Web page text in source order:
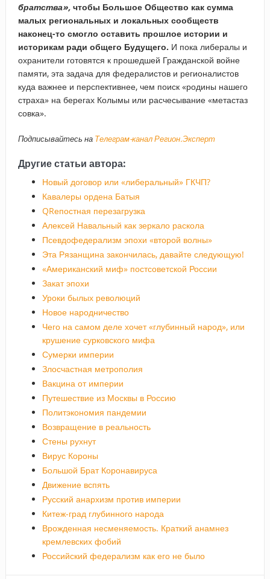
братства», чтобы Большое Общество как сумма
малых региональных и локальных сообществ
наконец-то смогло оставить прошлое истории и
историкам ради общего Будущего. И пока либералы и
охранители готовятся к прошедшей Гражданской войне
памяти, эта задача для федералистов и регионалистов
куда важнее и перспективнее, чем поиск «родины нашего
страха» на берегах Колымы или расчесывание «метастаз
совка».
Подписывайтесь на Телеграм-канал Регион.Эксперт
Другие статьи автора:
Новый договор или «либеральный» ГКЧП?
Кавалеры ордена Батыя
QRепостная перезагрузка
Алексей Навальный как зеркало раскола
Псевдофедерализм эпохи «второй волны»
Эта Рязанщина закончилась, давайте следующую!
«Американский миф» постсоветской России
Закат эпохи
Уроки былых революций
Новое народничество
Чего на самом деле хочет «глубинный народ», или
крушение сурковского мифа
Сумерки империи
Злосчастная метрополия
Вакцина от империи
Путешествие из Москвы в Россию
Политэкономия пандемии
Возвращение в реальность
Стены рухнут
Вирус Короны
Большой Брат Коронавируса
Движение вспять
Русский анархизм против империи
Китеж-град глубинного народа
Врожденная несменяемость. Краткий анамнез
кремлевских фобий
Российский федерализм как его не было